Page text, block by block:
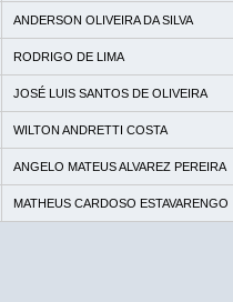
ANDERSON OLIVEIRA DA SILVA
RODRIGO DE LIMA
JOSÉ LUIS SANTOS DE OLIVEIRA
WILTON ANDRETTI COSTA
ANGELO MATEUS ALVAREZ PEREIRA
MATHEUS CARDOSO ESTAVARENGO